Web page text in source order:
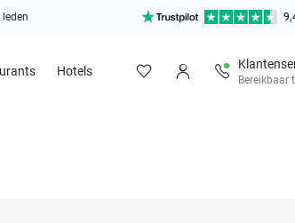
Hotels
Bereikbaar